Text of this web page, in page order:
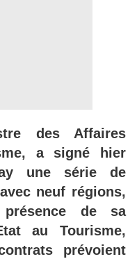
des Affaires
a signé hier
une série de
neuf régions,
de sa
au Tourisme,
prévoient